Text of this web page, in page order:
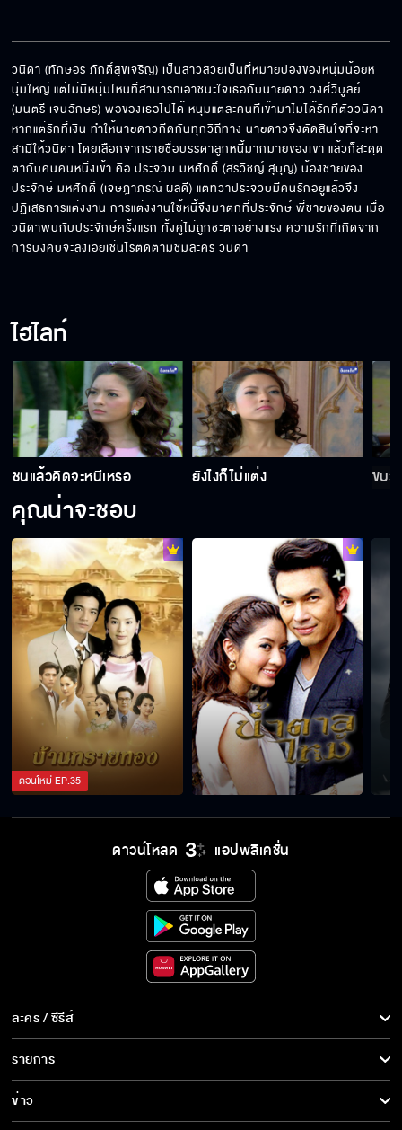
วนิดา (ทักษอร ภักดิ์สุขเจริญ) เป็นสาวสวยเป็นที่หมายปองของหนุ่มน้อยห
นุ่มใหญ่ แต่ไม่มีหนุ่มไหนที่สามารถเอาชนะใจเธอกับนายดาว วงศ์วิบูลย์
(มนตรี เจนอักษร) พ่อของเธอไปได้ หนุ่มแต่ละคนที่เข้ามาไม่ได้รักที่ตัววนิดา
หากแต่รักที่เงิน ทำให้นายดาวกีดกันทุกวิถีทาง นายดาวจึงตัดสินใจที่จะหา
สามีให้วนิดา โดยเลือกจากรายชื่อบรรดาลูกหนี้มากมายของเขา แล้วก็สะดุด
ตากับคนคนหนึ่งเข้า คือ ประจวบ มหศักดิ์ (สรวิชญ์ สุบุญ) น้องชายของ
ประจักษ์ มหศักดิ์ (เจษฎาภรณ์ ผลดี) แต่ทว่าประจวบมีคนรักอยู่แล้วจึง
ปฏิเสธการแต่งงาน การแต่งงานใช้หนี้จึงมาตกที่ประจักษ์ พี่ชายของตน เมื่อ
วนิดาพบกับประจักษ์ครั้งแรก ทั้งคู่ไม่ถูกชะตาอย่างแรง ความรักที่เกิดจาก
การบังคับจะลงเอยเช่นไรติดตามชมละคร วนิดา
ไฮไลท์
ชนแล้วคิดจะหนีเหรอ ยังไงก็ไม่แต่ง ขบว
คุณน่าจะชอบ
ตอนใหม่EP.35
ดาวน์โหลด แอปพลิเคชั่น
ละคร / ซีรีส์
ละคร/ซีรีส์
ซีรีส์นานาชาติ
การ์ตูน & เกม
รายการ
รายการทั้งหมด
ข่าว